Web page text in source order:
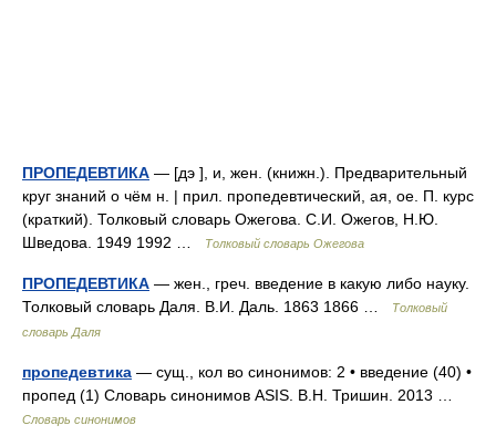
ПРОПЕДЕВТИКА — [дэ ], и, жен. (книжн.). Предварительный
круг знаний о чём н. | прил. пропедевтический, ая, ое. П. курс
(краткий). Толковый словарь Ожегова. С.И. Ожегов, Н.Ю.
Шведова. 1949 1992 …
Толковый словарь Ожегова
ПРОПЕДЕВТИКА — жен., греч. введение в какую либо науку.
Толковый словарь Даля. В.И. Даль. 1863 1866 …
Толковый
словарь Даля
пропедевтика — сущ., кол во синонимов: 2 • введение (40) •
пропед (1) Словарь синонимов ASIS. В.Н. Тришин. 2013 …
Словарь синонимов